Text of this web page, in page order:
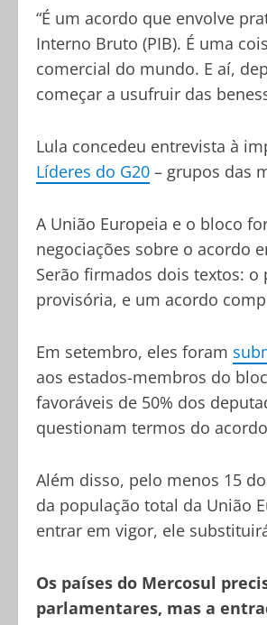
“É um acordo que envolve
Interno Bruto (PIB). É uma
comercial do mundo. E aí,
começar a usufruir das
Lula concedeu entrevista à
Líderes do G20 – grupos das
A União Europeia e o bloco
negociações sobre o acordo
Serão firmados dois textos:
provisória, e um acordo
Em setembro, eles foram
aos estados-membros do
favoráveis de 50% dos
questionam termos do
Além disso, pelo menos 15
da população total da União
entrar em vigor, ele
Os países do Mercosul
parlamentares, mas a